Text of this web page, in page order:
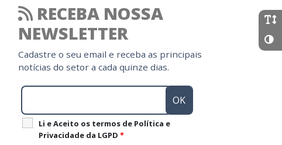
RECEBA NOSSA
NEWSLETTER
Cadastre o seu email e receba as principais
notícias do setor a cada quinze dias.
Li e Aceito os termos de Política e
Privacidade da LGPD *